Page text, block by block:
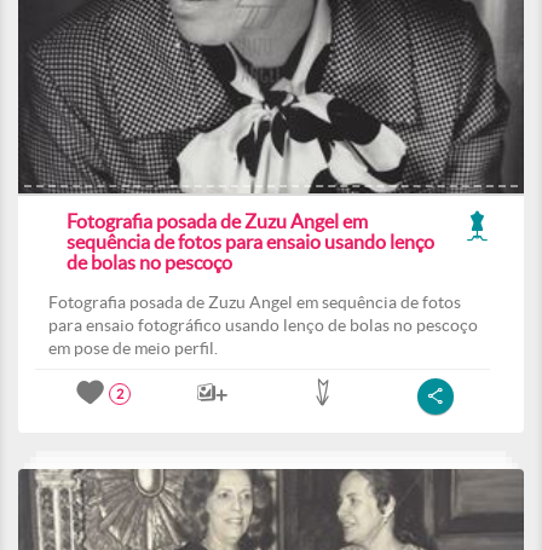
Fotografia posada de Zuzu Angel em
sequência de fotos para ensaio usando lenço
de bolas no pescoço
Fotografia posada de Zuzu Angel em sequência de fotos
para ensaio fotográfico usando lenço de bolas no pescoço
em pose de meio perfil.
2